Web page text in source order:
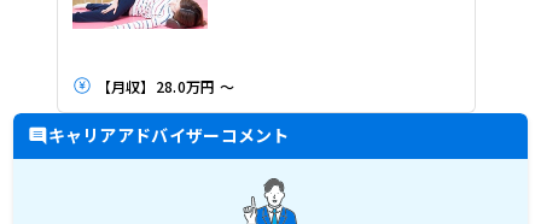
【月収】28.0万円 ～
キャリアアドバイザーコメント